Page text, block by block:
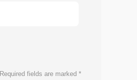
Required fields are marked *